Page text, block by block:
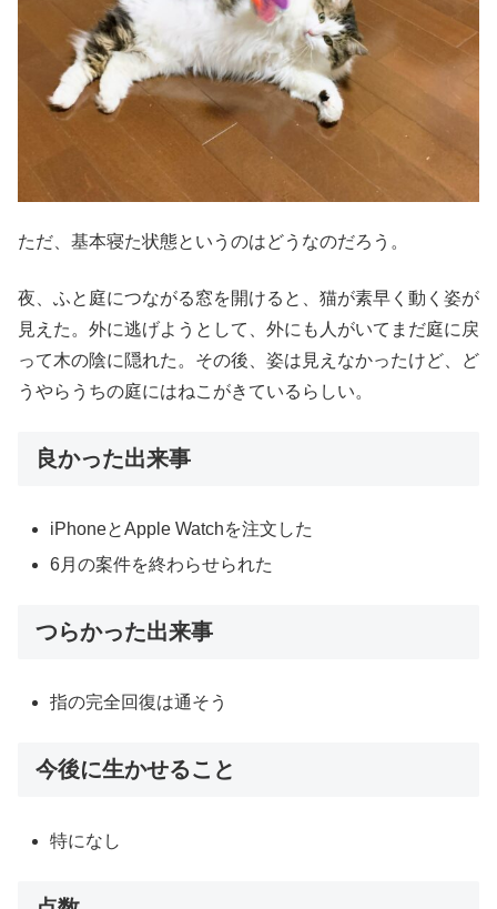
ただ、基本寝た状態というのはどうなのだろう。
夜、ふと庭につながる窓を開けると、猫が素早く動く姿が
見えた。外に逃げようとして、外にも人がいてまだ庭に戻
って木の陰に隠れた。その後、姿は見えなかったけど、ど
うやらうちの庭にはねこがきているらしい。
良かった出来事
iPhoneとApple Watchを注文した
6月の案件を終わらせられた
つらかった出来事
指の完全回復は通そう
今後に生かせること
特になし